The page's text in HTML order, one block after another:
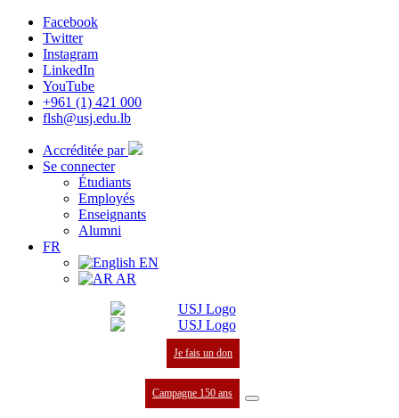
Facebook
Twitter
Instagram
LinkedIn
YouTube
+961 (1) 421 000
flsh@usj.edu.lb
Accréditée par
Se connecter
Étudiants
Employés
Enseignants
Alumni
FR
EN
AR
Je fais un don
Campagne 150 ans